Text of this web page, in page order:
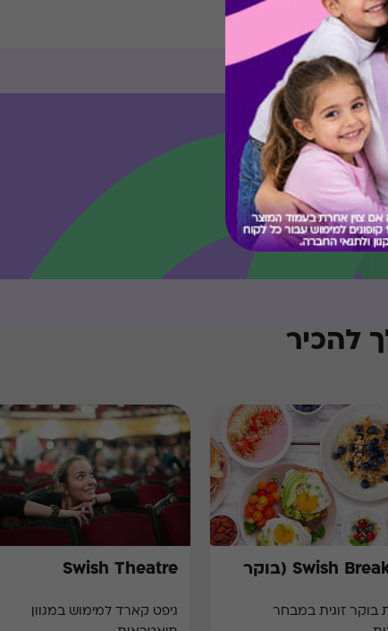
להכיר
Swish Breakfast (בוקר
בוקר זוגית במבחר
Swish Theatre
גיפט קארד למימוש במגוון